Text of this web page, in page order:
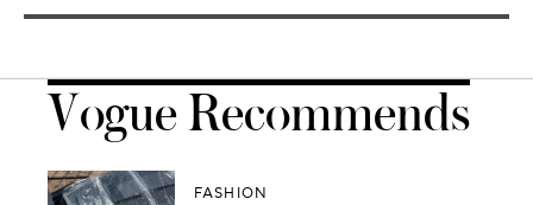
Vogue Recommends
FASHION